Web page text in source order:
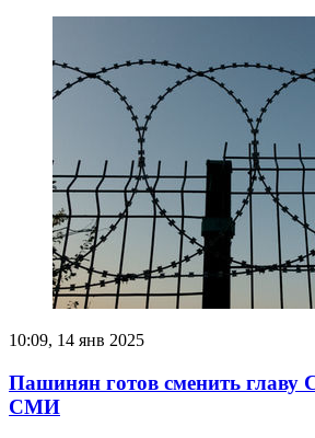
10:09, 14 янв 2025
Пашинян готов сменить
СМИ